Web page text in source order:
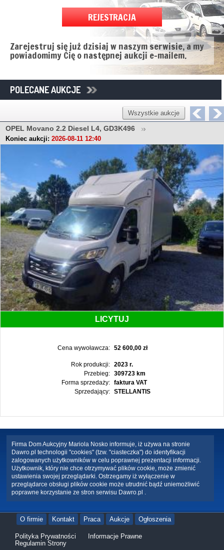
REJESTRACJA
Zarejestruj się już dzisiaj w naszym serwisie, a my
powiadomimy Cię o następnej aukcji e-mailem.
POLECANE AUKCJE
Wszystkie aukcje
OPEL Movano 2.2 Diesel L4, GD3K496
Koniec aukcji: 2026-08-11 12:40
LICYTUJ
Cena wywoławcza: 52 600,00 zł
Rok produkcji:
2023 r.
Przebieg:
309723 km
Forma sprzedaży:
faktura VAT
Sprzedający:
STELLANTIS
Firma Dom Aukcyjny Mariola Nosko informuje, iż używa na stronie
Dawro.pl technologii "cookies" (tzw. "ciasteczka") do identyfikacji
zalogowanych użytkowników w celu poprawnej prezentacji informacji.
Użytkownik, który nie chce otrzymywać plików cookie, może zmienić
ustawienia swojej przeglądarki. Ostrzegamy iż wyłączenie w
przeglądarce obsługi plików cookie może utrudnić bądź uniemożliwić
poprawne korzystanie ze stron serwisu Dawro.pl .
O firmie Kontakt Praca Aukcje Ogłoszenia
Polityka Prywatności
Informacje Prawne
Regulamin Strony